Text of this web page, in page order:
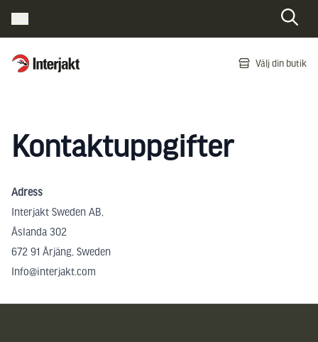
Interjakt SE Välj din butik
Kontaktuppgifter
Adress
Interjakt Sweden AB,
Åslanda 302
672 91 Årjäng, Sweden
Info@interjakt.com